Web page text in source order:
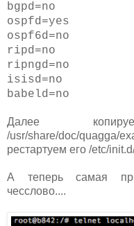
bgpd=no
ospfd=yes
ospf6d=no
ripd=no
ripngd=no
isisd=no
babeld=no
Далее
/usr/share/doc/
рестартуем его /etc/
А теперь самая
чесслово....